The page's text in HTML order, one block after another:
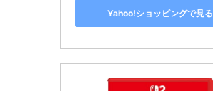
Yahoo!ショッピングで見る